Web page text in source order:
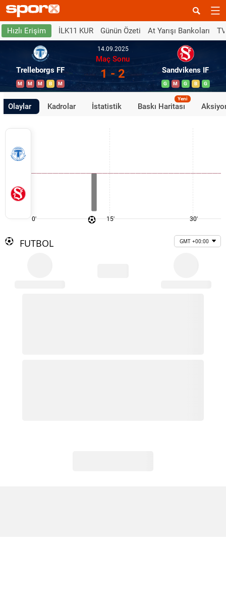
Hızlı Erişim İLK11 KUR Günün Özeti At Yarışı Bankoları
Trelleborgs FF
M M M B M
14.09.2025
Maç Sonu
1 - 2 Sandvikens IF
G M G B G
Olaylar Kadrolar İstatistik Baskı Haritası
Yeni
0' 15' 30'
FUTBOL GMT +00:00